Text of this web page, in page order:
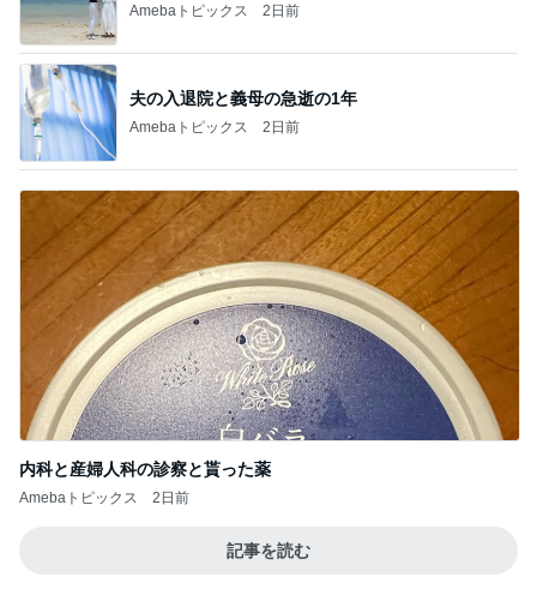
Amebaトピックス 2日前
内科と産婦人科の診察と貰った薬
Amebaトピックス 2日前
記事を読む
Amebaトピックス 1日前